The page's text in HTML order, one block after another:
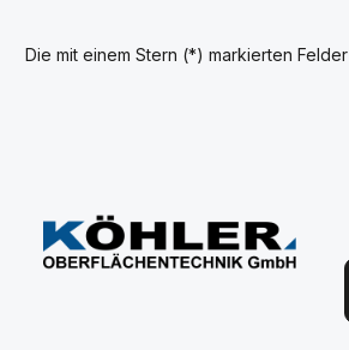
Die mit einem Stern (*) markierten